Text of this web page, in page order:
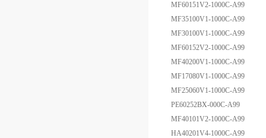
MF60151V2-1000C-A99
MF35100V1-1000C-A99
MF30100V1-1000C-A99
MF60152V2-1000C-A99
MF40200V1-1000C-A99
MF17080V1-1000C-A99
MF25060V1-1000C-A99
PE60252BX-000C-A99
MF40101V2-1000C-A99
HA40201V4-1000C-A99